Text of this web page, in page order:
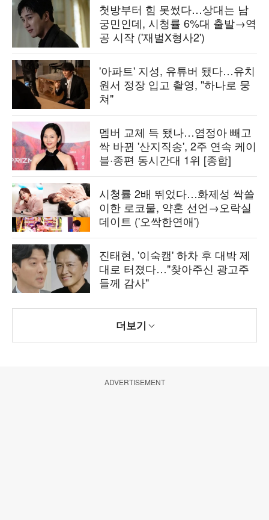
첫방부터 힘 못썼다…상대는 남
궁민인데, 시청률 6%대 출발→역
공 시작 ('재벌X형사2')
'아파트' 지성, 유튜버 됐다…유치
원서 정장 입고 촬영, "하나로 뭉
쳐"
멤버 교체 득 됐나…염정아 빼고
싹 바뀐 '산지직송', 2주 연속 케이
블·종편 동시간대 1위 [종합]
시청률 2배 뛰었다…화제성 싹쓸
이한 로코물, 약혼 선언→오락실
데이트 ('오싹한연애')
진태현, '이숙캠' 하차 후 대박 제
대로 터졌다…"찾아주신 광고주
들께 감사"
더보기
ADVERTISEMENT